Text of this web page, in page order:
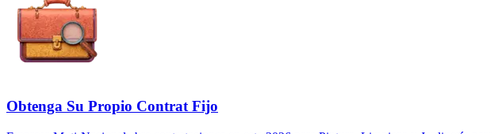
Obtenga Su Propio Contrat Fijo